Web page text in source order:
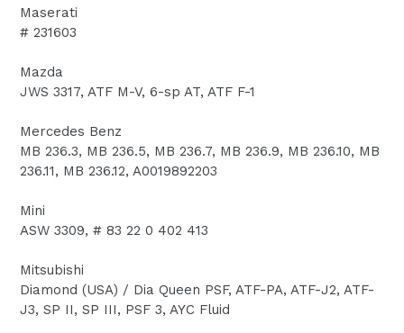
Maserati
# 231603
Mazda
JWS 3317, ATF M-V, 6-sp AT, ATF F-1
Mercedes Benz
MB 236.3, MB 236.5, MB 236.7, MB 236.9, MB 236.10, MB
236.11, MB 236.12, A0019892203
Mini
ASW 3309, # 83 22 0 402 413
Mitsubishi
Diamond (USA) / Dia Queen PSF, ATF-PA, ATF-J2, ATF-
J3, SP II, SP III, PSF 3, AYC Fluid